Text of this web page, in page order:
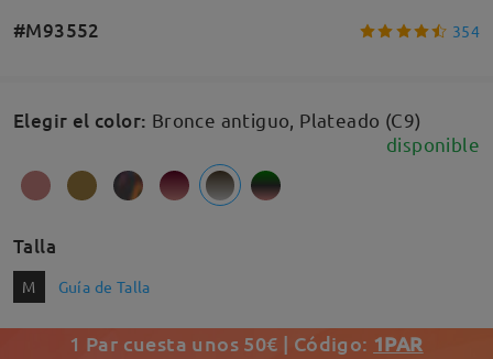
#M93552 354
Elegir el color: Bronce antiguo, Plateado (C9)
disponible
Talla
M Guía de Talla
1 Par cuesta unos 50€ | Código: 1PAR